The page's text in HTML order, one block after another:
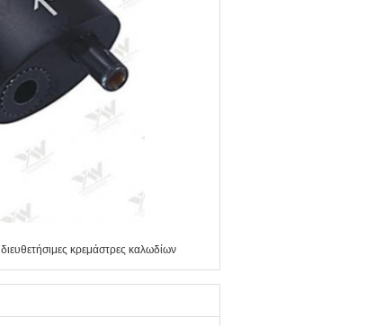
διευθετήσιμες κρεμάστρες καλωδίων